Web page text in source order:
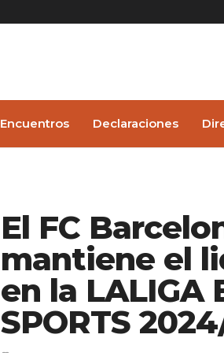
Encuentros Declaraciones
El FC
mantiene el
en la LALIGA
SPORTS